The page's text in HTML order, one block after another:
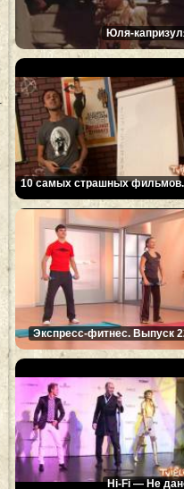
Юля-
10 самых страшных
Экспресс-фитнес. Выпуск
Hi-Fi — Не